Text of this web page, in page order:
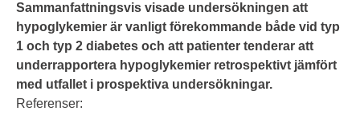
Sammanfattningsvis visade undersökningen att
hypoglykemier är vanligt förekommande både vid typ
1 och typ 2 diabetes och att patienter tenderar att
underrapportera hypoglykemier retrospektivt jämfört
med utfallet i prospektiva undersökningar.
Referenser: